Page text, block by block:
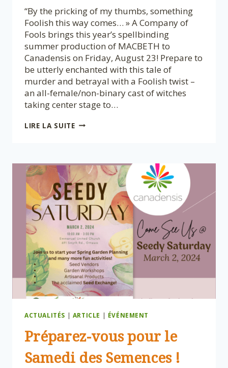
“By the pricking of my thumbs, something
Foolish this way comes… » A Company of
Fools brings this year’s spellbinding
summer production of MACBETH to
Canadensis on Friday, August 23! Prepare to
be utterly enchanted with this tale of
murder and betrayal with a Foolish twist –
an all-female/non-binary cast of witches
taking center stage to…
LIRE LA SUITEA
PRESENTS
MACBETH
@
CANADENSIS:
AUGUST
23,
2024
ACTUALITÉS | ARTICLE | ÉVÉNEMENT
Préparez-vous pour le
Samedi des Semences !